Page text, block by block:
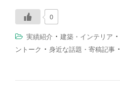
0
実績紹介 ・ 建築・インテリア ・
ントーク ・ 身近な話題・寄稿記事 ・